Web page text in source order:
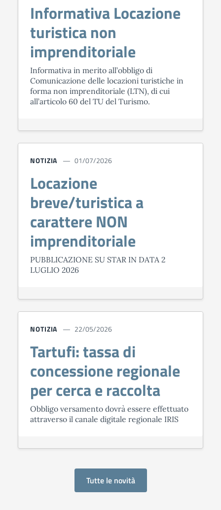
Informativa Locazione
turistica non
imprenditoriale
Informativa in merito all’obbligo di
Comunicazione delle locazioni turistiche in
forma non imprenditoriale (LTN), di cui
all’articolo 60 del TU del Turismo.
NOTIZIA 01/07/2026
Locazione
breve/turistica a
carattere NON
imprenditoriale
PUBBLICAZIONE SU STAR IN DATA 2
LUGLIO 2026
NOTIZIA 22/05/2026
Tartufi: tassa di
concessione regionale
per cerca e raccolta
Obbligo versamento dovrà essere effettuato
attraverso il canale digitale regionale IRIS
Tutte le novità